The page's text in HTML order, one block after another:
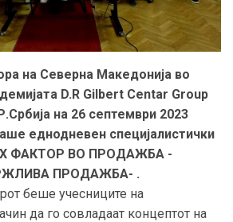
на Северна Македонија во
D.R Gilbert Centar Group
на 26 септември 2023
еднодневен специјалистички
X ФАКТОР ВО ПРОДАЖБА -
ПРОДАЖБА- .
беше учесниците на
да го совладаат концептот на